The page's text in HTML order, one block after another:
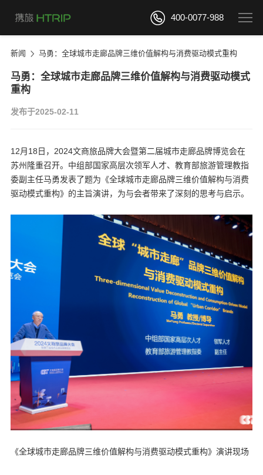
400-0077-988
新闻 马勇：全球城市走廊品牌三维价值解构与消费驱动模式重构
马勇：全球城市走廊品牌三维价值解构与消费驱动模式
重构
发布于2025-02-11
12月18日，2024文商旅品牌大会暨第二届城市走廊品牌博览会在
苏州隆重召开。中组部国家高层次领军人才、教育部旅游管理教指
委副主任马勇发表了题为《全球城市走廊品牌三维价值解构与消费
驱动模式重构》的主旨演讲，为与会者带来了深刻的思考与启示。
《全球城市走廊品牌三维价值解构与消费驱动模式重构》演讲现场